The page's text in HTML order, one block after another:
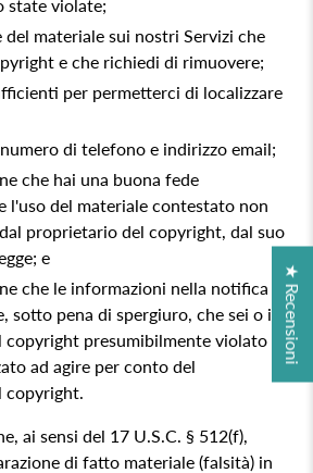
state violate;
materiale sui nostri Servizi che
e che richiedi di rimuovere;
per permetterci di localizzare
di telefono e indirizzo email;
che hai una buona fede
l'uso del materiale contestato non
proprietario del copyright, dal suo
e
che le informazioni nella notifica
sotto pena di spergiuro, che sei o il
presumibilmente violato o
ad agire per conto del
copyright.
ai sensi del 17 U.S.C. § 512(f),
di fatto materiale (falsità) in
★ Recensioni